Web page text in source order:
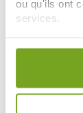
ou qu'ils ont
services.
Votre choix